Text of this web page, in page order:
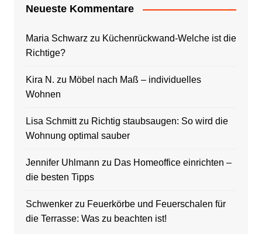
Neueste Kommentare
Maria Schwarz zu Küchenrückwand-Welche ist die
Richtige?
Kira N. zu Möbel nach Maß – individuelles
Wohnen
Lisa Schmittzu Richtig staubsaugen: So wird die
Wohnung optimal sauber
Jennifer Uhlmann zu Das Homeoffice einrichten –
die besten Tipps
Schwenkerzu Feuerkörbe und Feuerschalen für
die Terrasse: Was zu beachten ist!